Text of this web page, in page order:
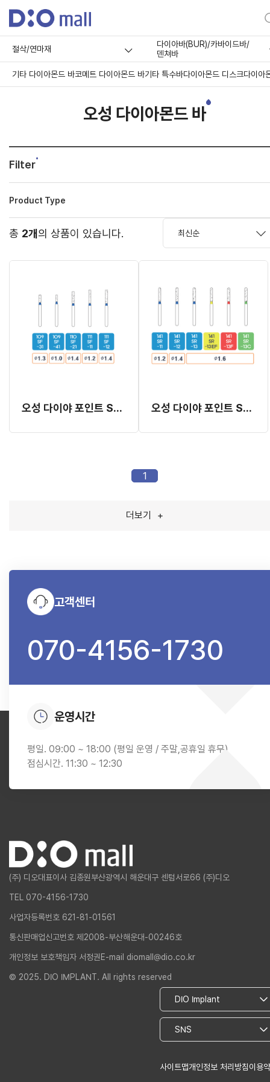
절삭/연마재
다이아바(BUR)/카바이드바/
덴쳐바
기타 다이아몬드 바코메트 다이아몬드 바기타 특수바다이아몬드 디스크다이아
오성 다이아몬드 바
Filter
Product Type
총 2개의 상품이 있습니다.
오성 다이야 포인트 SF 시리즈 (M-Type) 오성 다이야 포인트 SR 시리즈 (M-Type)
1
더보기 +
고객센터
070-4156-1730
운영시간
평일. 09:00 ~ 18:00 (평일 운영 / 주말,공휴일 휴무)
점심시간. 11:30 ~ 12:30
(주) 디오대표이사 김종원부산광역시 해운대구 센텀서로66 (주)디오
TEL 070-4156-1730
사업자등록번호 621-81-01561
통신판매업신고번호 제2008-부산해운대-00246호
개인정보 보호책임자 서정권 E-mail diomall@dio.co.kr
© 2025. DIO IMPLANT. All rights reserved
사이트맵개인정보 처리방침이용